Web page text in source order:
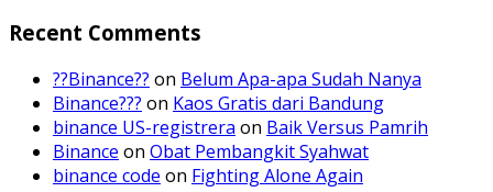
Recent Comments
??Binance?? on Belum Apa-apa Sudah Nanya
Binance??? on Kaos Gratis dari Bandung
binance US-registrera on Baik Versus Pamrih
Binance on Obat Pembangkit Syahwat
binance code on Fighting Alone Again